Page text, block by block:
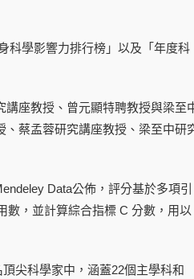
科學影響力排行榜」以及「年度科
座教授、曾元顯特聘教授與梁至
蔡孟蓉研究講座教授、梁至中研
Data公佈，評分基於多項引
數，並計算綜合指標 C 分數，用以
尖科學家中，涵蓋22個主學科和